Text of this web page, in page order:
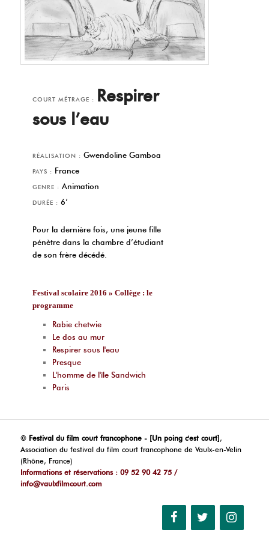
COURT MÉTRAGE :
Respirer
sous l’eau
RÉALISATION : Gwendoline Gamboa
PAYS : France
GENRE : Animation
DURÉE : 6’
Pour la dernière fois, une jeune fille
pénètre dans la chambre d’étudiant
de son frère décédé.
Festival scolaire 2016 » Collège : le
programme
Rabie chetwie
Le dos au mur
Respirer sous l'eau
Presque
L'homme de l'île Sandwich
Paris
© Festival du film court francophone - [Un poing c'est court],
Association du festival du film court francophone de Vaulx-en-Velin
(Rhône, France)
Informations et réservations : 09 52 90 42 75 /
info@vaulxfilmcourt.com